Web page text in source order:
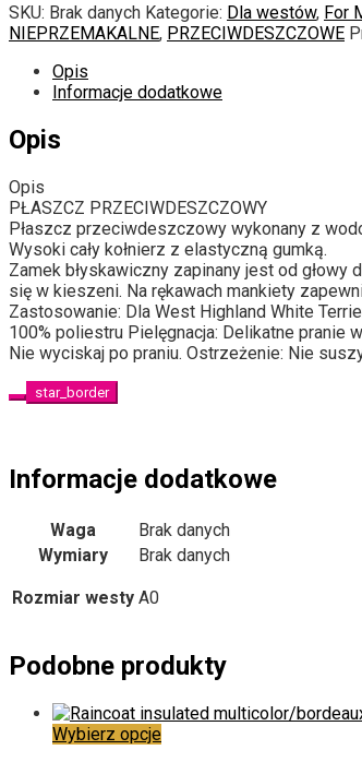
SKU: Brak danych Kategorie: Dla westów, For
NIEPRZEMAKALNE, PRZECIWDESZCZOWE
Opis
Informacje dodatkowe
Opis
Opis
PŁASZCZ PRZECIWDESZCZOWY
Płaszcz przeciwdeszczowy wykonany z
Wysoki cały kołnierz z elastyczną gumką.
Zamek błyskawiczny zapinany jest od głowy
się w kieszeni. Na rękawach mankiety
Zastosowanie: Dla West Highland White
100% poliestru Pielęgnacja: Delikatne pranie
Nie wyciskaj po praniu. Ostrzeżenie: Nie
star_border
Informacje dodatkowe
Waga
Brak danych
Wymiary
Brak danych
Rozmiar westy A0
Podobne produkty
Wybierz opcjeTen